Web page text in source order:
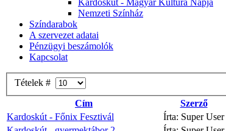
Kardoskút - Magyar Kultúra Napja
Nemzeti Színház
Színdarabok
A szervezet adatai
Pénzügyi beszámolók
Kapcsolat
Tételek #
Cím
Szerző
Kardoskút - Főnix Fesztivál
Írta: Super User